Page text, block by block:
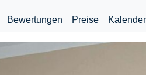
Bewertungen Preise Kalender